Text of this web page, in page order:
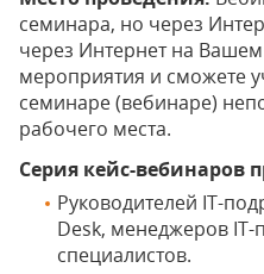
семинара, но через
через Интернет на
мероприятия и сможете
семинаре (вебинаре)
рабочего места.
Серия кейс-вебинаров
Руководителей IT-
Desk, менеджеров IT-
специалистов.